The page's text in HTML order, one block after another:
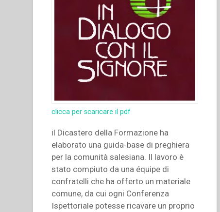
clicca per scaricare il pdf
il Dicastero della Formazione ha
elaborato una guida-base di preghiera
per la comunità salesiana. Il lavoro è
stato compiuto da una équipe di
confratelli che ha offerto un materiale
comune, da cui ogni Conferenza
Ispettoriale potesse ricavare un proprio